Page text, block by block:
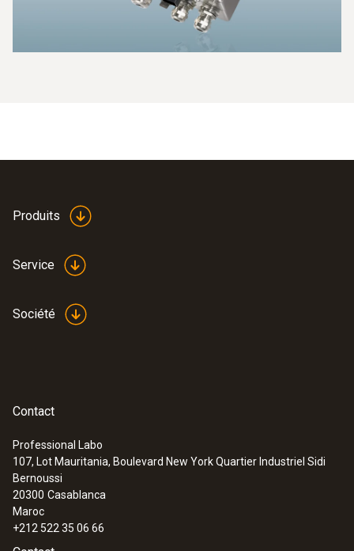
Produits
Service
Société
Contact
Professional Labo
107, Lot Mauritania, Boulevard New York Quartier Industriel Sidi
Bernoussi
20300 Casablanca
Maroc
+212 522 35 06 66